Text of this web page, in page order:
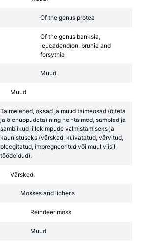
Of the genus protea
Of the genus banksia,
leucadendron, brunia and
forsythia
Muud
Muud
Taimelehed, oksad ja muud taimeosad (õiteta
ja õienuppudeta) ning heintaimed, samblad ja
samblikud lillekimpude valmistamiseks ja
kaunistuseks (värsked, kuivatatud, värvitud,
pleegitatud, impregneeritud või muul viisil
töödeldud):
Värsked:
Mosses and lichens
Reindeer moss
Muud